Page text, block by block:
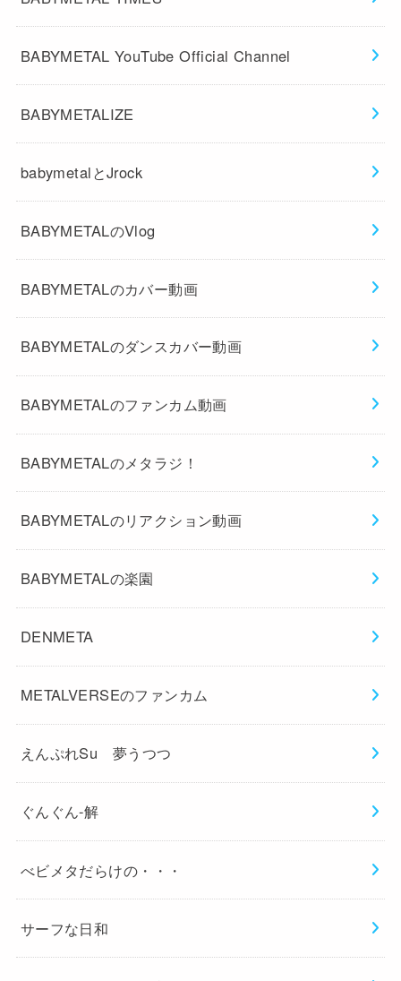
BABYMETAL YouTube Official Channel
BABYMETALIZE
babymetalとJrock
BABYMETALのVlog
BABYMETALのカバー動画
BABYMETALのダンスカバー動画
BABYMETALのファンカム動画
BABYMETALのメタラジ！
BABYMETALのリアクション動画
BABYMETALの楽園
DENMETA
METALVERSEのファンカム
えんぷれSu 夢うつつ
ぐんぐん-解
べビメタだらけの・・・
サーフな日和